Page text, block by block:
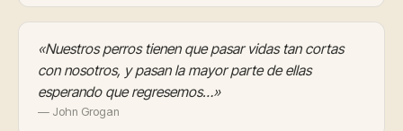
«Nuestros perros tienen que pasar vidas tan cortas
con nosotros, y pasan la mayor parte de ellas
esperando que regresemos…»
— John Grogan